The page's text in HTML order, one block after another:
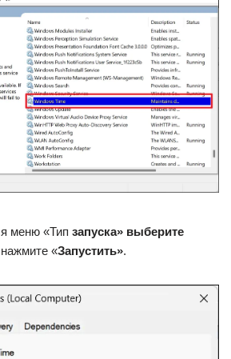
меню «Тип запуска» выберите
«Запустить».